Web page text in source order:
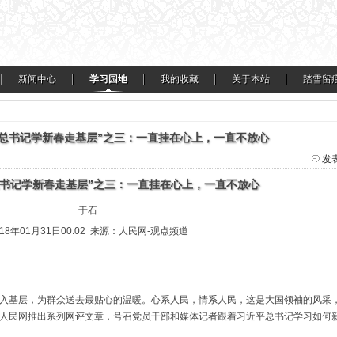
新闻中心 学习园地 我的收藏 关于本站 踏雪留
书记学新春走基层”之三：一直挂在心上，一直不放心
发
记学新春走基层”之三：一直挂在心上，一直不放心
于石
年01月31日00:02 来源：人民网-观点频道
基层，为群众送去最贴心的温暖。心系人民，情系人民，这是大国领袖的风采
民网推出系列网评文章，号召党员干部和媒体记者跟着习近平总书记学习如何